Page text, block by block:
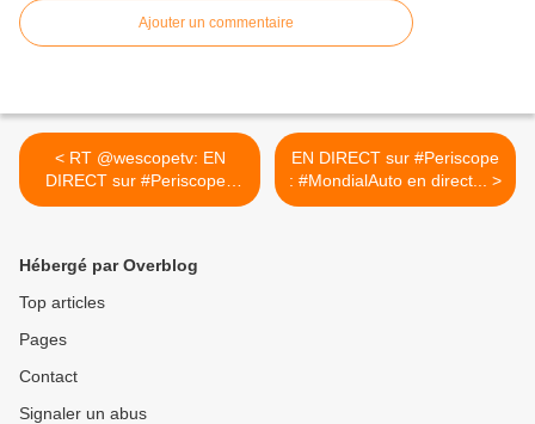
Ajouter un commentaire
< RT @wescopetv: EN
DIRECT sur #Periscope :
Visite...
EN DIRECT sur #Periscope
: #MondialAuto en direct... >
Hébergé par Overblog
Top articles
Pages
Contact
Signaler un abus